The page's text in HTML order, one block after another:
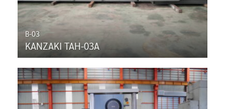
B-03
KANZAKI TAH-03A